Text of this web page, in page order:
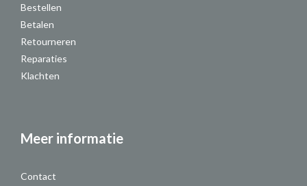
Bestellen
Betalen
Retourneren
Reparaties
Klachten
Meer informatie
Contact